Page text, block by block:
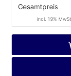
Gesamtpreis
incl. 19%